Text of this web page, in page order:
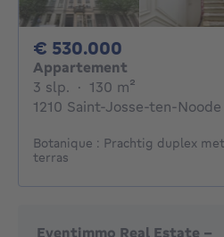
€ 530.000
Appartement
3 slp. 3 slaapkamers
· 130 m²
1210 Saint-Josse-ten-Noode
Botanique : Prachtig duplex met
terras
Eventimmo Real Estate -